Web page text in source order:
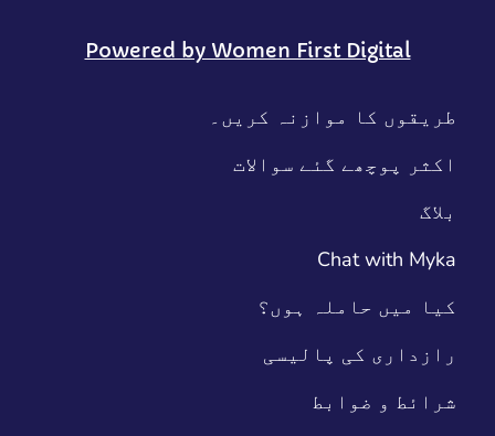
Powered by Women First Digital
طریقوں کا موازنہ کریں۔
اکثر پوچھے گئے سوالات
بلاگ
Chat with Myka
کیا میں حاملہ ہوں؟
رازداری کی پالیسی
شرائط و ضوابط